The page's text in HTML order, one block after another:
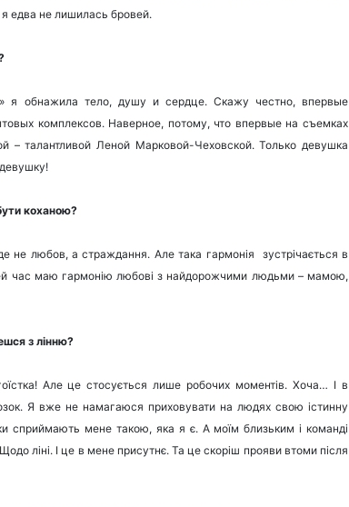
едва не лишилась бровей.
я обнажила тело, душу и сердце. Скажу честно, впервые
комплексов. Наверное, потому, что впервые на съемках
– талантливой Леной Марковой-Чеховской. Только девушка
коханою?
не любов, а страждання. Але така гармонія зустрічається в
час маю гармонію любові з найдорожчими людьми – мамою,
з лінню?
Але це стосується лише робочих моментів. Хоча… І в
Я вже не намагаюся приховувати на людях свою істинну
сприймають мене такою, яка я є. А моїм близьким і команді
ліні. І це в мене присутнє. Та це скоріш прояви втоми після